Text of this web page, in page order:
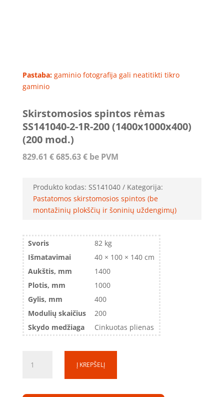
Pastaba:gaminio fotografija gali neatitikti tikro
gaminio
Skirstomosios spintos rėmas
SS141040-2-1R-200 (1400x1000x400)
(200 mod.)
829.61 €685.63€be PVM
Produkto kodas: SS141040
Kategorija:
Pastatomos skirstomosios spintos (be
montažinių plokščių ir šoninių uždengimų)
Svoris
82 kg
Išmatavimai
40 × 100 × 140 cm
Aukštis, mm
1400
Plotis, mm
1000
Gylis, mm
400
Modulių skaičius
200
Skydo medžiaga
Cinkuotas plienas
kiekis:
Skirstomosios
Į KREPŠELĮ